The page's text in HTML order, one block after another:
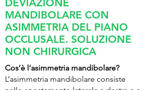
DEVIAZIONE
MANDIBOLARE CON
ASIMMETRIA DEL PIANO
OCCLUSALE. SOLUZIONE
NON CHIRURGICA
Cos’è l’asimmetria mandibolare?
L’asimmetria mandibolare consiste